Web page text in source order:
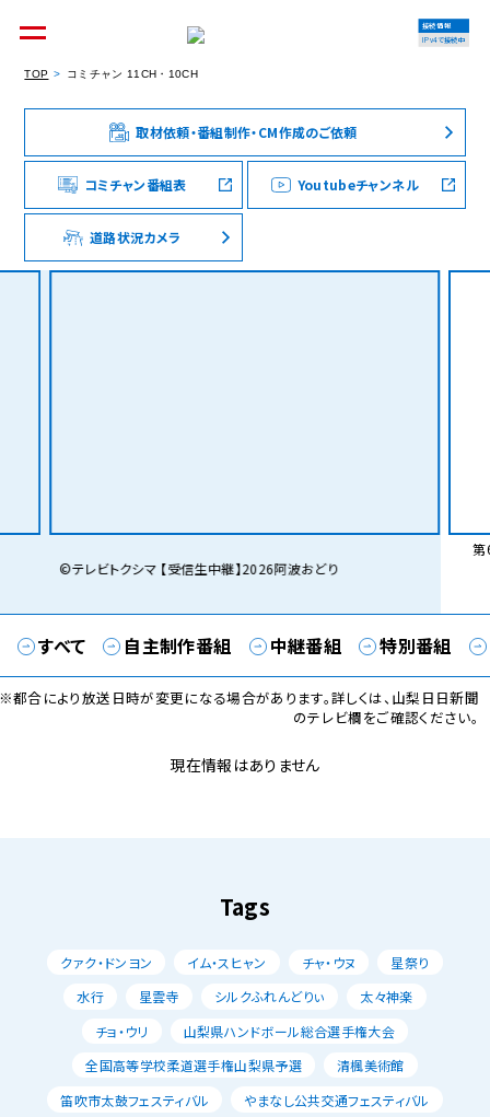
個人のお客様 集合住宅オーナーの方
法人のお客様 料金シミュレーション
接続情報
IPv4で接続中
TOP コミチャン 11CH・10CH
取材依頼・番組制作・CM作成のご依頼
コミチャン番組表 Youtubeチャンネル
道路状況カメラ
©テレビトクシマ 【受信生中継】2026阿波おどり
第
すべて 自主制作番組 中継番組 特別番組
都合により放送日時が変更になる場合があります。詳しくは、山梨日日新聞
のテレビ欄をご確認ください。
現在情報はありません
Tags
クァク・ドンヨン イム・スヒャン チャ・ウヌ
星祭り
水行
星雲寺 シルクふれんどりぃ
太々神楽
チョ・ウリ
山梨県ハンドボール総合選手権大会
全国高等学校柔道選手権山梨県予選
清楓美術館
笛吹市太鼓フェスティバル
やまなし公共交通フェスティバル